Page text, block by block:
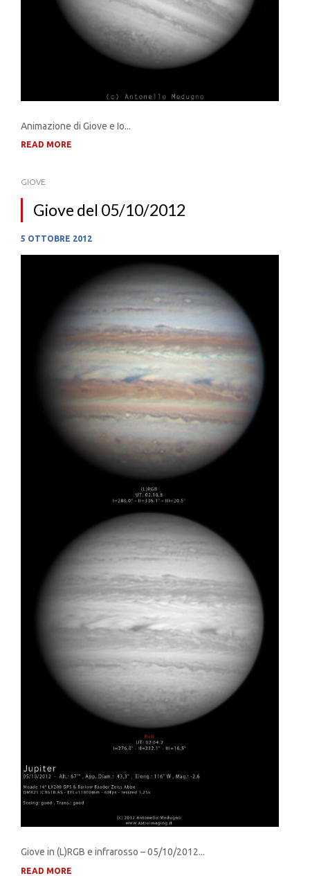
Animazione di Giove e Io...
READ MORE
GIOVE
Giove del 05/10/2012
5 OTTOBRE 2012
Giove in (L)RGB e infrarosso – 05/10/2012...
READ MORE